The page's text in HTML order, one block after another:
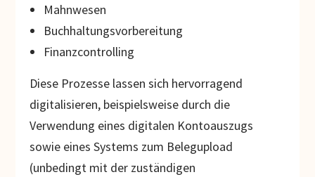
Mahnwesen
Buchhaltungsvorbereitung
Finanzcontrolling
Diese Prozesse lassen sich hervorragend
digitalisieren, beispielsweise durch die
Verwendung eines digitalen Kontoauszugs
sowie eines Systems zum Belegupload
(unbedingt mit der zuständigen